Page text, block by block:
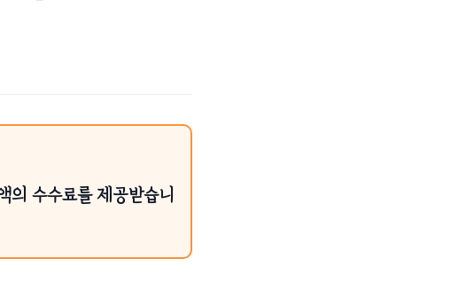
의 수수료를 제공받습니